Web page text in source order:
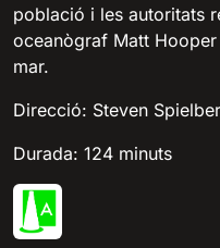
població i les autoritats
oceanògraf Matt
mar.
Direcció: Steven
Durada: 124 minuts